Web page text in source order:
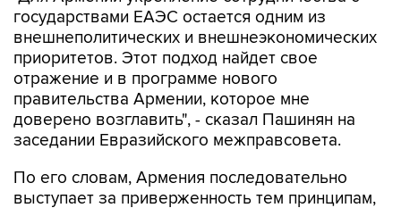
государствами ЕАЭС остается одним из
внешнеполитических и внешнеэкономических
приоритетов. Этот подход найдет свое
отражение и в программе нового
правительства Армении, которое мне
доверено возглавить", - сказал Пашинян на
заседании Евразийского межправсовета.
По его словам, Армения последовательно
выступает за приверженность тем принципам,